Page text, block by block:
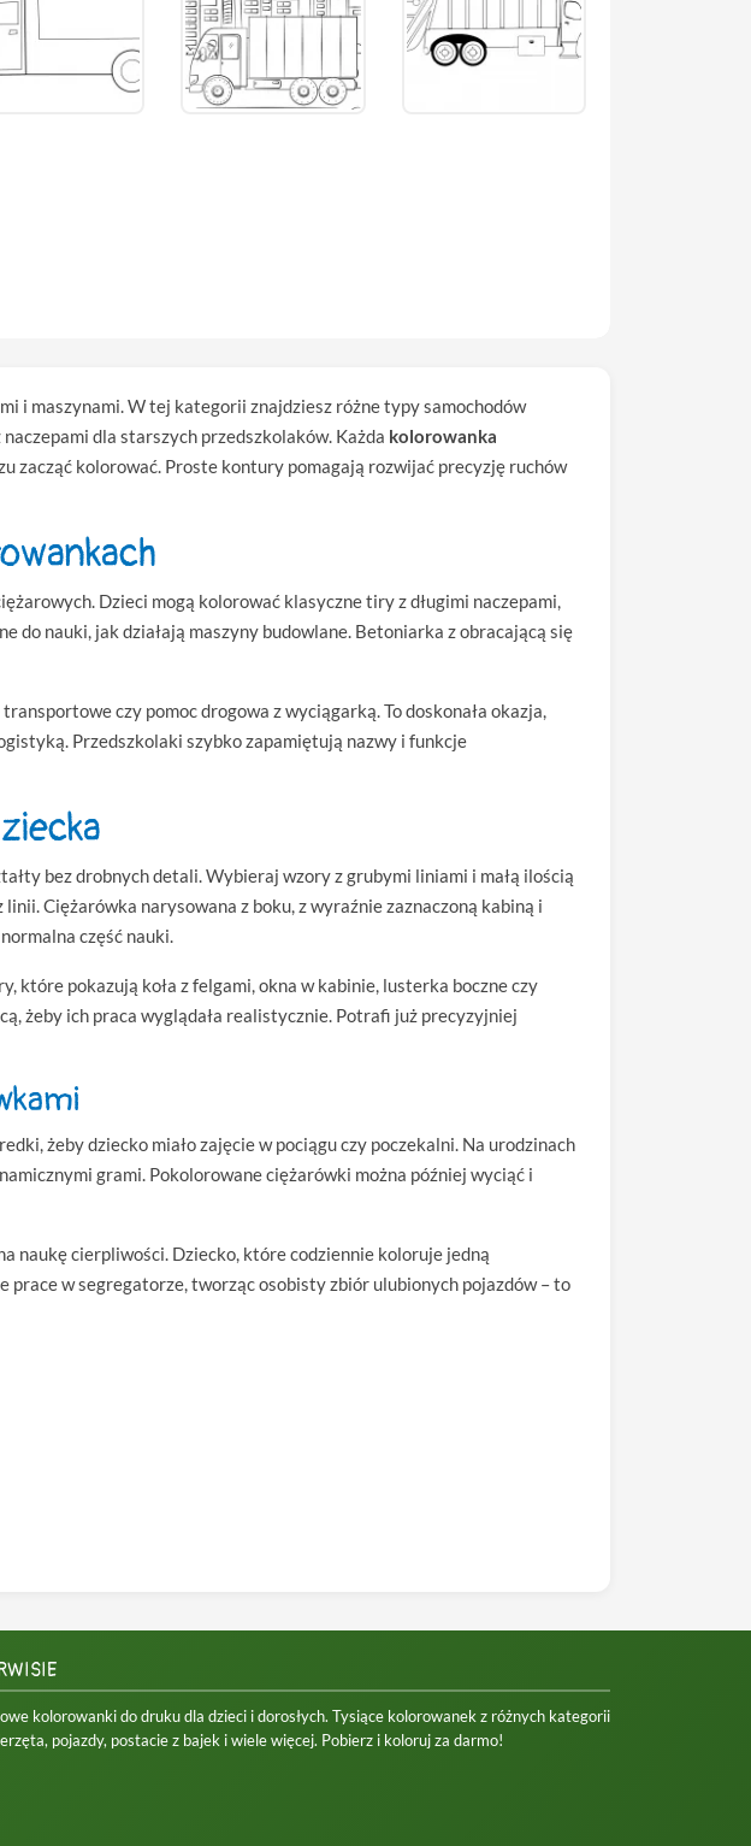
i maszynami. W tej kategorii znajdziesz różne typy samochodów
dla starszych przedszkolaków. Każda kolorowanka
zacząć kolorować. Proste kontury pomagają rozwijać precyzję ruchów
Dzieci mogą kolorować klasyczne tiry z długimi naczepami,
do nauki, jak działają maszyny budowlane. Betoniarka z obracającą się
czy pomoc drogowa z wyciągarką. To doskonała okazja,
Przedszkolaki szybko zapamiętują nazwy i funkcje
bez drobnych detali. Wybieraj wzory z grubymi liniami i małą ilością
Ciężarówka narysowana z boku, z wyraźnie zaznaczoną kabiną i
część nauki.
pokazują koła z felgami, okna w kabinie, lusterka boczne czy
żeby ich praca wyglądała realistycznie. Potrafi już precyzyjniej
żeby dziecko miało zajęcie w pociągu czy poczekalni. Na urodzinach
grami. Pokolorowane ciężarówki można później wyciąć i
naukę cierpliwości. Dziecko, które codziennie koloruje jedną
w segregatorze, tworząc osobisty zbiór ulubionych pojazdów – to
kolorowanki do druku dla dzieci i dorosłych. Tysiące kolorowanek z różnych kategorii
pojazdy, postacie z bajek i wiele więcej. Pobierz i koloruj za darmo!